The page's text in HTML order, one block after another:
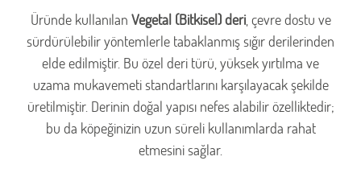
Üründe kullanılan Vegetal (Bitkisel) deri, çevre dostu ve
sürdürülebilir yöntemlerle tabaklanmış sığır derilerinden
elde edilmiştir. Bu özel deri türü, yüksek yırtılma ve
uzama mukavemeti standartlarını karşılayacak şekilde
üretilmiştir. Derinin doğal yapısı nefes alabilir özelliktedir;
bu da köpeğinizin uzun süreli kullanımlarda rahat
etmesini sağlar.